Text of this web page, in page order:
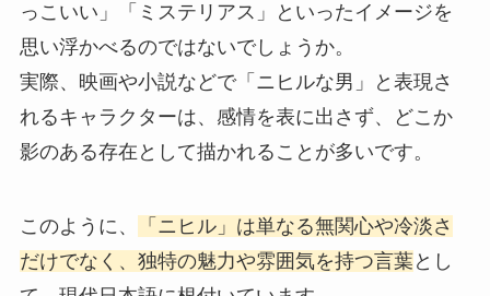
っこいい」「ミステリアス」といったイメージを
思い浮かべるのではないでしょうか。
実際、映画や小説などで「ニヒルな男」と表現さ
れるキャラクターは、感情を表に出さず、どこか
影のある存在として描かれることが多いです。
このように、
「ニヒル」は単なる無関心や冷淡さ
だけでなく、独特の魅力や雰囲気を持つ言葉とし